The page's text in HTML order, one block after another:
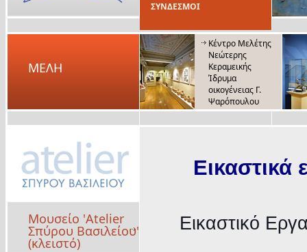
ΣΥΝΔΕΣΜΟΙ
ΜΕΛΗ
Κέντρο Μελέτης
Νεώτερης
Κεραμεικής
Ίδρυμα
οικογένειας Γ.
Ψαρόπουλου
Μουσείο 'Atelier
Σπύρου Βασιλείου'
(κλειστό)
Εικαστικά
Εικαστικό